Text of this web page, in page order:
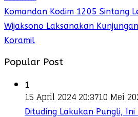
Komandan Kodim 1205 Sintang
Wijaksono Laksanakan
Koramil
Popular Post
1
15 April 2024 20:3710 Mei
Dituding Lakukan Pungli,